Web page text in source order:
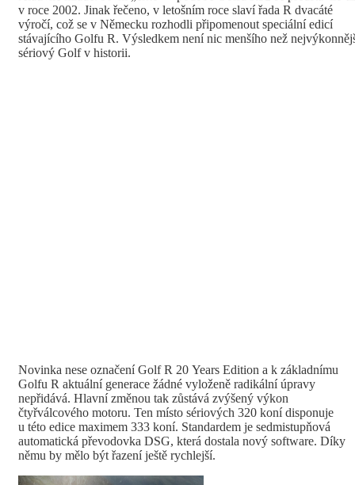
v roce 2002. Jinak řečeno, v letošním roce slaví řada R dvacáté
výročí, což se v Německu rozhodli připomenout speciální edicí
stávajícího Golfu R. Výsledkem není nic menšího než
sériový Golf v historii.
Novinka nese označení Golf R 20 Years Edition a k základnímu
Golfu R aktuální generace žádné vyloženě radikální úpravy
nepřidává. Hlavní změnou tak zůstává zvýšený výkon
čtyřválcového motoru. Ten místo sériových 320 koní disponuje
u této edice maximem 333 koní. Standardem je sedmistupňová
automatická převodovka DSG, která dostala nový software. Díky
němu by mělo být řazení ještě rychlejší.